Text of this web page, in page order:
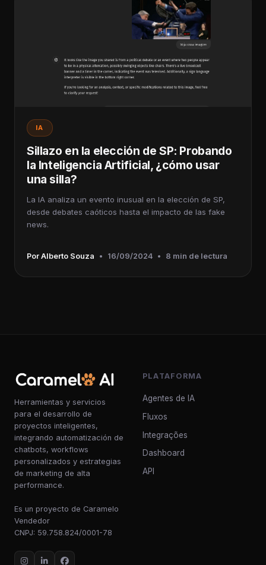
IA
Sillazo en la elección de SP: Probando
la Inteligencia Artificial, ¿cómo usar
una silla?
La IA analiza un evento inusual en la elección de SP,
desde debates caóticos hasta el impacto de las fake
news.
Por Alberto Souza • 16/09/2024 • 8 min de lectura
Herramientas y servicios
para el desarrollo de
proyectos inteligentes,
integrando automatización de
chatbots, workflows
personalizados y estrategias
de marketing de alta
performance.
Es un proyecto de Caramelo
Vendedor
CNPJ: 59.758.824/0001-78
PLATAFORMA
Agentes de IA
Fluxos
Integrações
Dashboard
API